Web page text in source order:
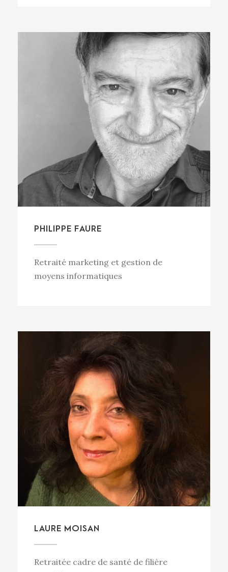
PHILIPPE FAURE
Retraité marketing et gestion de
moyens informatiques
LAURE MOISAN
Retraitée cadre de santé de filière